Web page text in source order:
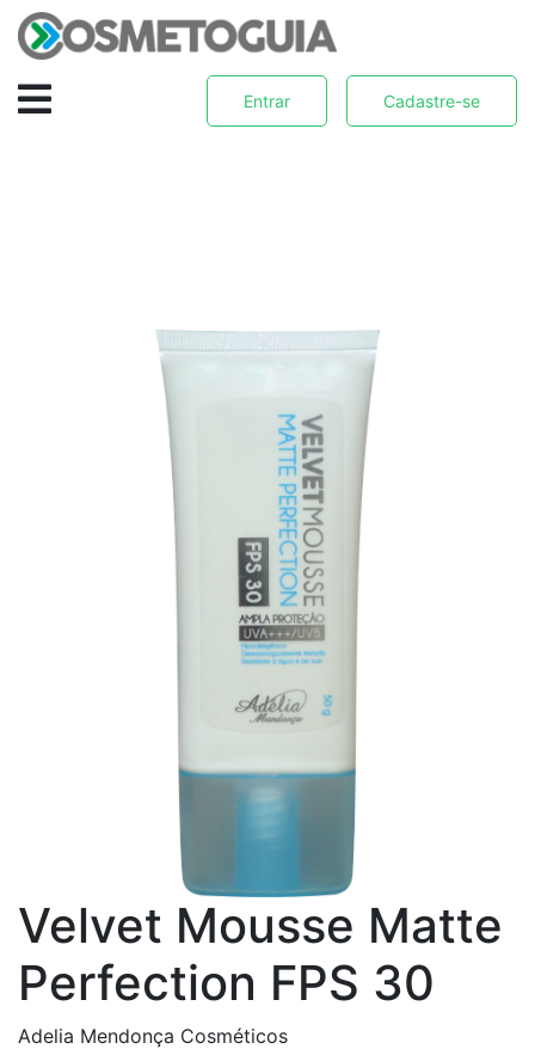
Entrar Cadastre-se
Velvet Mousse Matte
Perfection FPS 30
Adelia Mendonça Cosméticos